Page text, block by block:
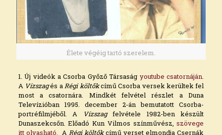
Élete végéig tartó szerelem.
1. Új videók a Csorba Győző Társaság youtube csatornáján.
A Vízszagés aRégi költőkcímű Csorba versek kerültek fel
most a csatornára. Mindkét felvétel részlet a Duna
Televízióban 1995. december 2-án bemutatott Csorba-
portréfilmjéből. A
Vízszagfelvétele 1982-ben készült
Dunaszekcsőn. Előadó Kun Vilmos színművész,szövege
itt olvasható. A Régi költőkcímű verset elmondja Csernák